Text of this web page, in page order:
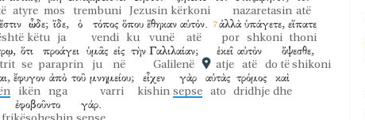
atyre mos trembuni Jezusin kërkoni nazaretasin atë
ἔστιν ὧδε;
këtu
ἴδε,
ja
ὁ τόπος
vendi
ὅπου
ku
ἔθηκαν
vunë
αὐτόν.
atë
ἀλλὰ
por
ὑπάγετε,
shkoni
εἴπατε
thoni
ὅτι
se
προάγει
paraprin
ὑμᾶς
ju
εἰς
në
τὴν Γαλιλαίαν;
Galilenë
ἐκεῖ
atje
αὐτὸν
atë
ὄψεσθε,
do të shikoni
ἔφυγον
ikën
ἀπὸ
nga
τοῦ μνημείου;
varri
εἶχεν
kishin
γὰρ
sepse
αὐτὰς
ato
τρόμος
dridhje
καὶ
dhe
ἐφοβοῦντο γάρ.